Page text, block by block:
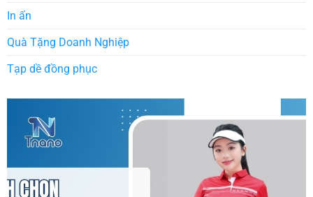
In ấn
Quà Tặng Doanh Nghiệp
Tạp dề đồng phục